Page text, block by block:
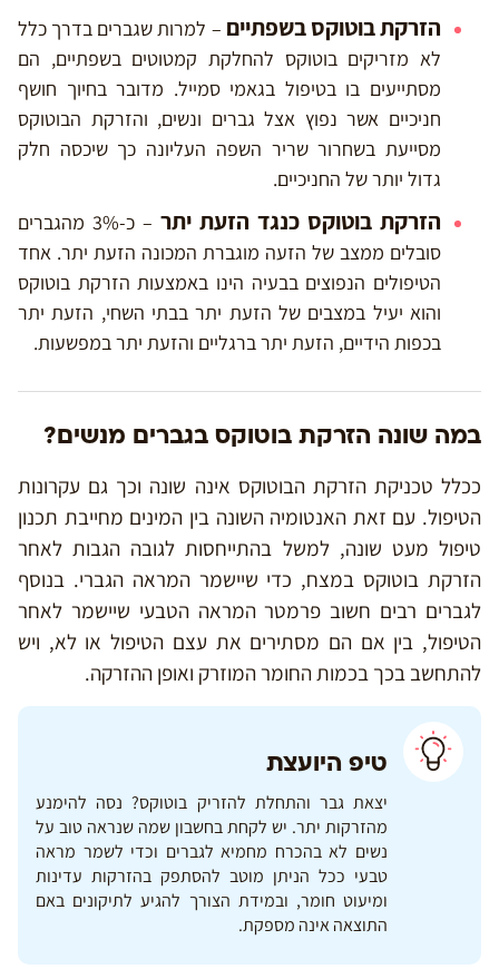
הזרקת בוטוקס בשפתיים – למרות שגברים בדרך כלל
לא מזריקים בוטוקס להחלקת קמטוטים בשפתיים, הם
מסתייעים בו בטיפול בגאמי סמייל. מדובר בחיוך חושף
חניכיים אשר נפוץ אצל גברים ונשים, והזרקת הבוטוקס
מסייעת בשחרור שריר השפה העליונה כך שיכסה חלק
גדול יותר של החניכיים.
הזרקת בוטוקס כנגד הזעת יתר
– כ-3% מהגברים
סובלים ממצב של הזעה מוגברת המכונה הזעת יתר. אחד
הטיפולים הנפוצים בבעיה הינו באמצעות הזרקת בוטוקס
והוא יעיל במצבים של הזעת יתר בבתי השחי, הזעת יתר
בכפות הידיים, הזעת יתר ברגליים והזעת יתר במפשעות.
במה שונה הזרקת בוטוקס בגברים מנשים?
ככלל טכניקת הזרקת הבוטוקס אינה שונה וכך גם עקרונות
הטיפול. עם זאת האנטומיה השונה בין המינים מחייבת תכנון
טיפול מעט שונה, למשל בהתייחסות לגובה הגבות לאחר
הזרקת בוטוקס במצח, כדי שיישמר המראה הגברי. בנוסף
לגברים רבים חשוב פרמטר המראה הטבעי שיישמר לאחר
הטיפול, בין אם הם מסתירים את עצם הטיפול או לא, ויש
להתחשב בכך בכמות החומר המוזרק ואופן ההזרקה.
טיפ היועצת
יצאת גבר והתחלת להזריק בוטוקס? נסה להימנע
מהזרקות יתר. יש לקחת בחשבון שמה שנראה טוב על
נשים לא בהכרח מחמיא לגברים וכדי לשמר מראה
טבעי ככל הניתן מוטב להסתפק בהזרקות עדינות
ומיעוט חומר, ובמידת הצורך להגיע לתיקונים באם
התוצאה אינה מספקת.